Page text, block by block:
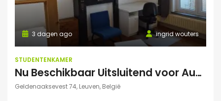
ingrid wouters
3 dagen ago
STUDENTENKAMER
Nu Beschikbaar Uitsluitend voor Augustus 2026 in Leuven
Geldenaaksevest 74, Leuven, België